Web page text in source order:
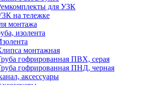
для УЗК
на тележке
монтажа
изолента
монтажная
гофрированная ПВХ, серая
гофрированная ПНД, черная
аксессуары